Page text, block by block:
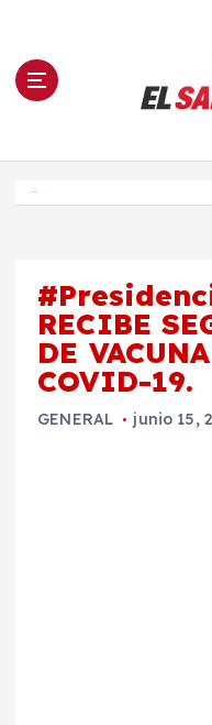
n El
RECIBE
DE
COVID-19.
GENERAL junio 15,